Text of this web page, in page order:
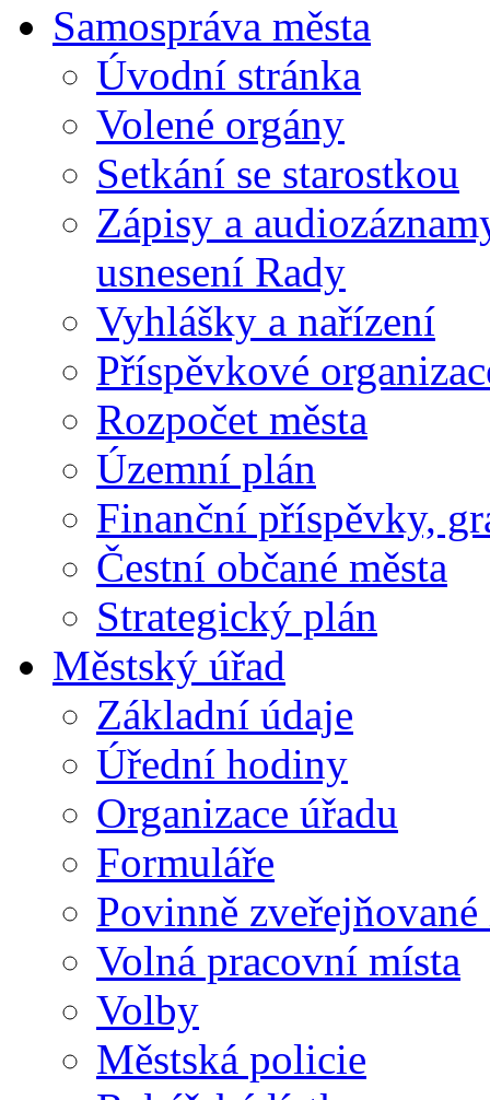
Samospráva města
Úvodní stránka
Volené orgány
Setkání se starostkou
Zápisy a
usnesení Rady
Vyhlášky a nařízení
Příspěvkové
Rozpočet města
Územní plán
Finanční příspěvky,
Čestní občané města
Strategický plán
Městský úřad
Základní údaje
Úřední hodiny
Organizace úřadu
Formuláře
Povinně
Volná pracovní místa
Volby
Městská policie